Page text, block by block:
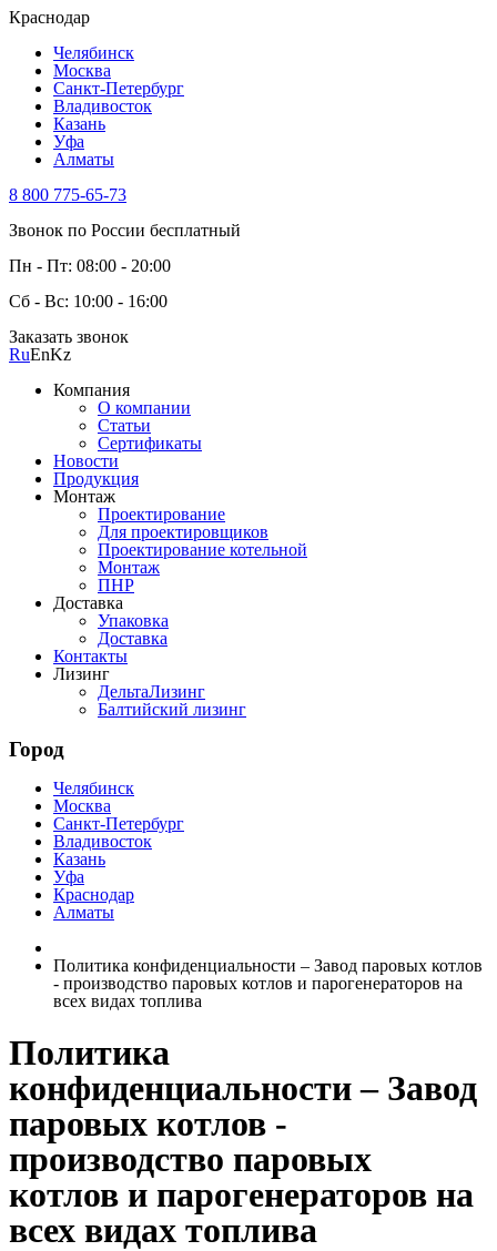
Краснодар
Челябинск
Москва
Санкт-Петербург
Владивосток
Казань
Уфа
Алматы
8 800 775-65-73
Звонок по России бесплатный
Пн - Пт: 08:00 - 20:00
Сб - Вс: 10:00 - 16:00
Заказать звонок
RuEnKz
Компания
О компании
Статьи
Сертификаты
Новости
Продукция
Монтаж
Проектирование
Для проектировщиков
Проектирование котельной
Монтаж
ПНР
Доставка
Упаковка
Доставка
Контакты
Лизинг
ДельтаЛизинг
Балтийский лизинг
Город
Челябинск
Москва
Санкт-Петербург
Владивосток
Казань
Уфа
Краснодар
Алматы
Политика конфиденциальности – Завод паровых котлов
- производство паровых котлов и парогенераторов на
всех видах топлива
Политика
конфиденциальности – Завод
паровых котлов -
производство паровых
котлов и парогенераторов на
всех видах топлива